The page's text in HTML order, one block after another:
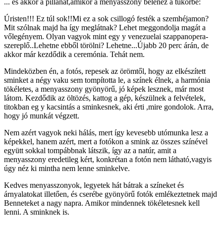
... és akkor a pillanat,amikor a menyasszony belenéz a tükörbe:
Úristen!!! Ez túl sok!!Mi ez a sok csillogó festék a szemhéjamon?
Mit szólnak majd ha így meglátnak? Lehet meggondolja magát a
vőlegényem. Olyan vagyok mint egy y venezuelai szappanopera-
szereplő..Lehetne ebből törölni? Lehetne...Újabb 20 perc árán, de
akkor már kezdődik a ceremónia. Tehát nem.
Mindeközben én, a fotós, repesek az örömtől, hogy az elkészített
sminket a négy vaku sem tompította le, a színek élnek, a harmónia
tökéletes, a menyasszony gyönyörű, jó képek lesznek, már most
látom. Kezdődik az öltözés, kattog a gép, készülnek a felvételek,
titokban eg y kacsintás a sminkesnek, aki érti ,mire gondolok. Arra,
hogy jó munkát végzett.
Nem azért vagyok neki hálás, mert így kevesebb utómunka lesz a
képekkel, hanem azért, mert a fotókon a smink az összes színével
együtt sokkal tompábbnak látszik, így az a natúr, amit a
menyasszony eredetileg kért, konkrétan a fotón nem látható,vagyis
úgy néz ki mintha nem lenne sminkelve.
Kedves menyasszonyok, legyetek hát bátrak a színeket és
árnyalatokat illetően, és cserébe gyönyörű fotók emlékeztetnek majd
Benneteket a nagy napra. Amikor mindennek tökéletesnek kell
lenni. A sminknek is.